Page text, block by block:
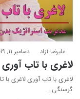
علیرضا آزاد دسامبر 11, 2019
لاغری با تاب آوری
لاغری با تاب آوری لاغری
گرسنگی…